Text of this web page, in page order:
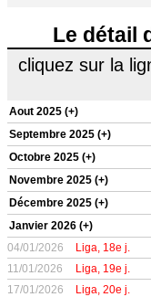
Le détail
cliquez sur la
Aout 2025 (+)
Septembre 2025 (+)
Octobre 2025 (+)
Novembre 2025 (+)
Décembre 2025 (+)
Janvier 2026 (+)
04/01/2026 Liga, 18e j.
11/01/2026
Liga, 19e j.
17/01/2026
Liga, 20e j.